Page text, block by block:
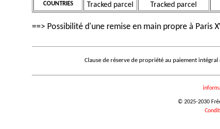
COUNTRIES
Tracked parcel
Tracked parcel
==> Possibilité d'une remise en main propre à Paris
Clause de réserve de propriété au paiement
© 2025-2030